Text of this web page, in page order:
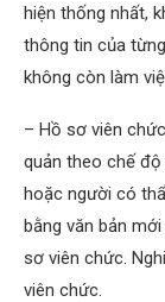
hiện thống nhất,
thông tin của
không còn làm
– Hồ sơ viên
quản theo chế
hoặc người có
bằng văn bản
sơ viên chức.
viên chức.